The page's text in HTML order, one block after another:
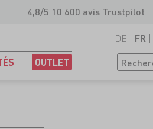
4,8/5 10 600 avis Trustpilot
OUTLET
DE | FR |